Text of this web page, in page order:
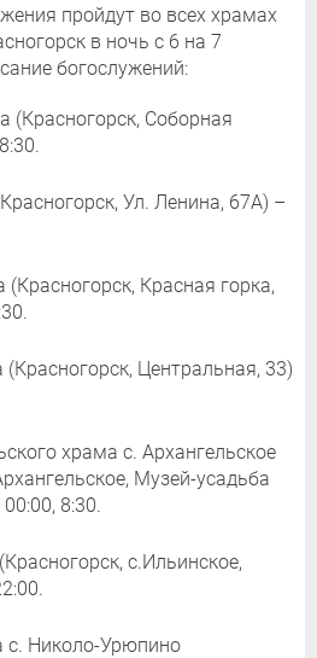
пройдут во всех храмах
в ночь с 6 на 7
богослужений:
(Красногорск, Соборная
Ул. Ленина, 67А) –
Красная горка,
Центральная, 33)
храма с. Архангельское
Музей-усадьба
8:30.
с.Ильинское,
с. Николо-Урюпино